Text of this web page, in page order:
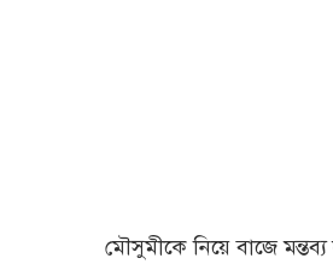
মৌসুমীকে নিয়ে বাজে